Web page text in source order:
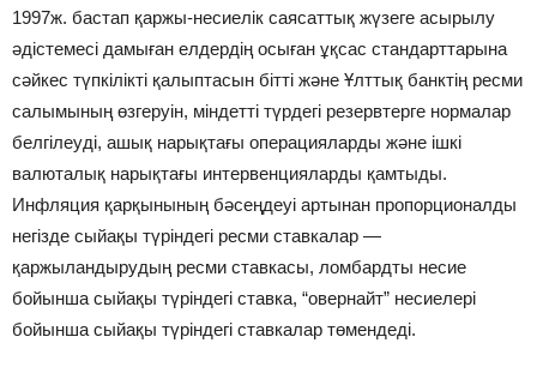
1997ж. бастап қаржы-несиелік саясаттық жүзеге асырылу
әдістемесі дамыған елдердің осыған ұқсас стандарттарына
сәйкес түпкілікті қалыптасын бітті және Ұлттық банктің ресми
салымының өзгеруін, міндетті түрдегі резервтерге нормалар
белгілеуді, ашық нарықтағы операцияларды және ішкі
валюталық нарықтағы интервенцияларды қамтыды.
Инфляция қарқынының бәсеңдеуі артынан пропорционалды
негізде сыйақы түріндегі ресми ставкалар —
қаржыландырудың ресми ставкасы, ломбардты несие
бойынша сыйақы түріндегі ставка, “овернайт” несиелері
бойынша сыйақы түріндегі ставкалар төмендеді.